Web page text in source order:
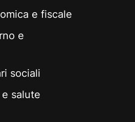
e fiscale
e
sociali
salute